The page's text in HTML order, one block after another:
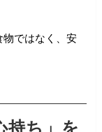
物ではなく、安
持ち」を